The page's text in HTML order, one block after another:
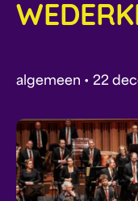
algemeen • 22